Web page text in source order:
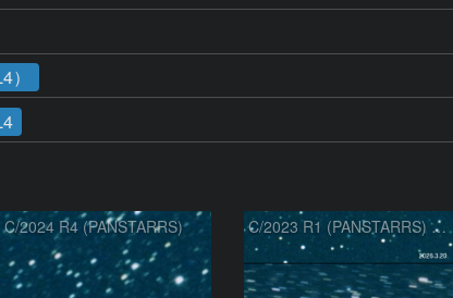
C/2024 R4 (PANSTARRS) C/2023 R1 (PANSTARRS) の変化